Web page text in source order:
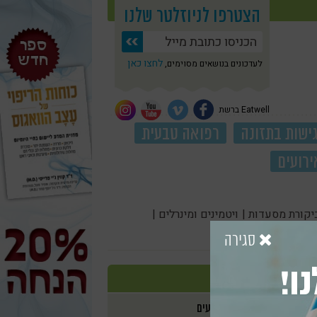
הצטרפו לניוזלטר שלנו
לעדכונים בנושאים מסוימים, לחצו כאן
Eatwell ברשת
גישות בתזונה
רפואה טבעית
מסעדות | ויטמינים ומינרלים |
אירועים
סגירה